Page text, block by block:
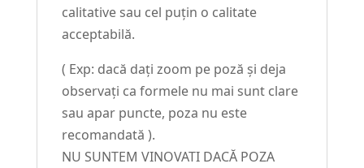
calitative sau cel puțin o calitate
acceptabilă.
( Exp: dacă dați zoom pe poză și deja
observați ca formele nu mai sunt clare
sau apar puncte, poza nu este
recomandată ).
NU SUNTEM VINOVATI DACĂ POZA